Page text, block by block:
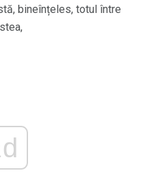
bineînțeles, totul între